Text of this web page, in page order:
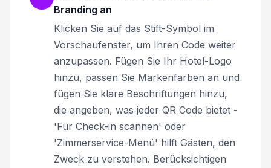
Branding an
Klicken Sie auf das Stift-Symbol im
Vorschaufenster, um Ihren Code weiter
anzupassen. Fügen Sie Ihr Hotel-Logo
hinzu, passen Sie Markenfarben an und
fügen Sie klare Beschriftungen hinzu,
die angeben, was jeder QR Code bietet -
'Für Check-in scannen' oder
'Zimmerservice-Menü' hilft Gästen, den
Zweck zu verstehen. Berücksichtigen